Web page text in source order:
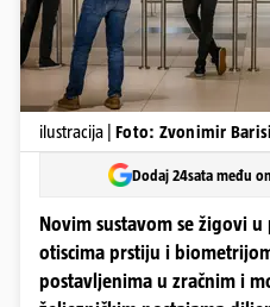
ilustracija | Foto: Zvonimir
Dodaj 24sata među
Novim sustavom se žigovi
otiscima prstiju i
postavljenima u zračnim i